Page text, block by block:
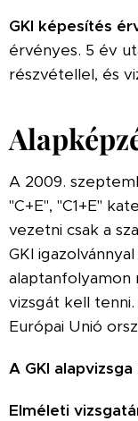
GKI képesítés
érvényes. 5 év
részvétellel, és
A 2009.
"C+E", "C1+E"
vezetni csak a
GKI
alaptanfolyamon
vizsgát kell
Európai Unió
A GKI
Elméleti